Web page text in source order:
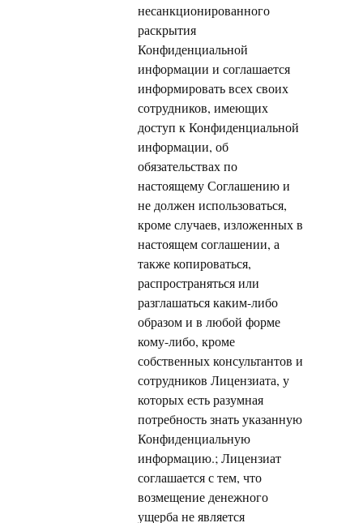
несанкционированного
раскрытия
Конфиденциальной
информации и соглашается
информировать всех своих
сотрудников, имеющих
доступ к Конфиденциальной
информации, об
обязательствах по
настоящему Соглашению и
не должен использоваться,
кроме случаев, изложенных в
настоящем соглашении, а
также копироваться,
распространяться или
разглашаться каким-либо
образом и в любой форме
кому-либо, кроме
собственных консультантов и
сотрудников Лицензиата, у
которых есть разумная
потребность знать указанную
Конфиденциальную
информацию.; Лицензиат
соглашается с тем, что
возмещение денежного
ущерба не является